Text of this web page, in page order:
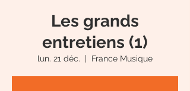
Les grands
entretiens (1)
lun. 21 déc.
  |
France Musique